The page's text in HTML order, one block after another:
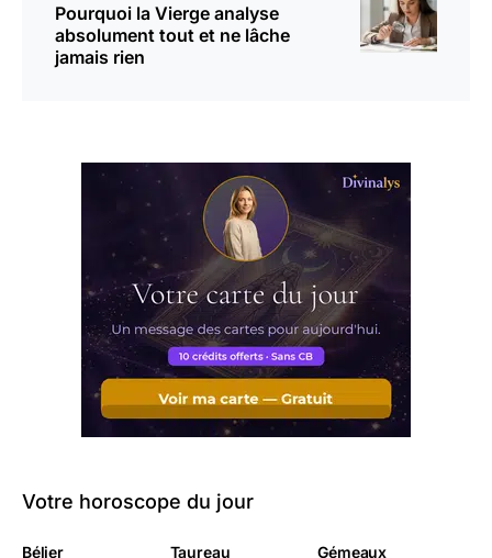
Pourquoi la Vierge analyse
absolument tout et ne lâche
jamais rien
Votre horoscope du jour
Bélier Taureau Gémeaux